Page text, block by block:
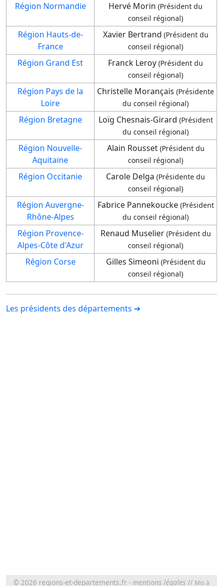
Région Normandie Hervé Morin (Président du
conseil régional)
Région Hauts-de-
France
Xavier Bertrand (Président du
conseil régional)
Région Grand Est Franck Leroy (Président du
conseil régional)
Région Pays de la
Loire
Christelle Morançais (Présidente
du conseil régional)
Région Bretagne Loïg Chesnais-Girard (Président
du conseil régional)
Région Nouvelle-
Aquitaine
Alain Rousset (Président du
conseil régional)
Région Occitanie Carole Delga (Présidente du
conseil régional)
Région Auvergne-
Rhône-Alpes
Fabrice Pannekoucke (Président
du conseil régional)
Région Provence-
Alpes-Côte d'Azur
Renaud Muselier (Président du
conseil régional)
Région Corse Gilles Simeoni (Président du
conseil régional)
Les présidents des départements ➔
© 2026 regions-et-departements.fr - mentions légales // Mis à